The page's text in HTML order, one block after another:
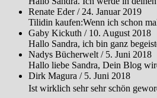
Renate Eder/ 24. Januar 2019
Tilidin kaufen:Wenn ich schon
Gaby Kickuth / 10. August 2018
Hallo Sandra, ich bin ganz
Nadys Bücherwelt / 5. Juni 2018
Hallo liebe Sandra, Dein Blog
Dirk Magura / 5. Juni 2018
Ist wirklich sehr sehr schön